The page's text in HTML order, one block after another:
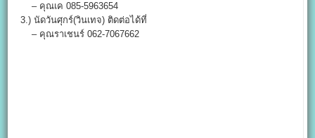
– คุณเค 085-5963654
3.) นัดวันศุกร์(วินเทจ) ติดต่อได้ที่
– คุณราเชนร์ 062-7067662